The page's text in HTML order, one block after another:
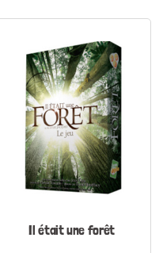
Il était une forêt